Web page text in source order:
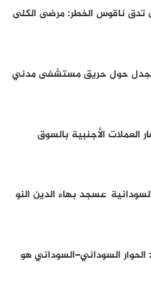
تدق ناقوس الخطر: مرضى الكلى
حول حريق مستشفى مدني
العملات الأجنبية بالسوق
عسجد بهاء الدين النو
السوداني–السوداني هو